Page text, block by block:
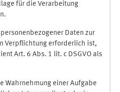
für die Verarbeitung
Daten zur
Verpflichtung erforderlich ist,
Art. 6 Abs. 1 lit. c DSGVO als
Wahrnehmung einer Aufgabe